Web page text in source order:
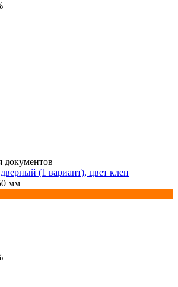
(1 вариант), цвет клен
мм